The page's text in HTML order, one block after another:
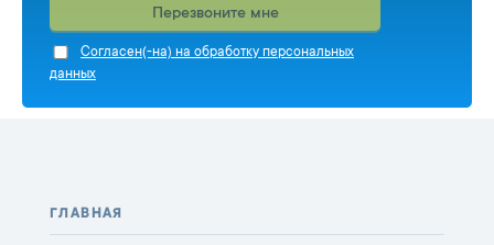
Перезвоните мне
Cогласен(-на) на обработку персональных
данных
ГЛАВНАЯ